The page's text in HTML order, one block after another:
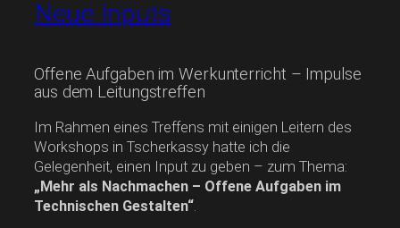
Neue Inputs
Offene Aufgaben im Werkunterricht – Impulse
aus dem Leitungstreffen
Im Rahmen eines Treffens mit einigen Leitern des
Workshops in Tscherkassy hatte ich die
Gelegenheit, einen Input zu geben – zum Thema:
„Mehr als Nachmachen – Offene Aufgaben im
Technischen Gestalten“.